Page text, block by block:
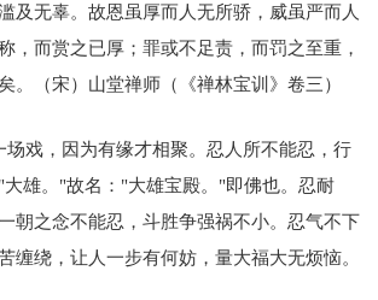
及无辜。故恩虽厚而人无所骄，威虽严而人
，而赏之已厚；罪或不足责，而罚之至重，
。（宋）山堂禅师（《禅林宝训》卷三）
场戏，因为有缘才相聚。忍人所不能忍，行
大雄。"故名："大雄宝殿。"即佛也。忍耐
朝之念不能忍，斗胜争强祸不小。忍气不下
缠绕，让人一步有何妨，量大福大无烦恼。